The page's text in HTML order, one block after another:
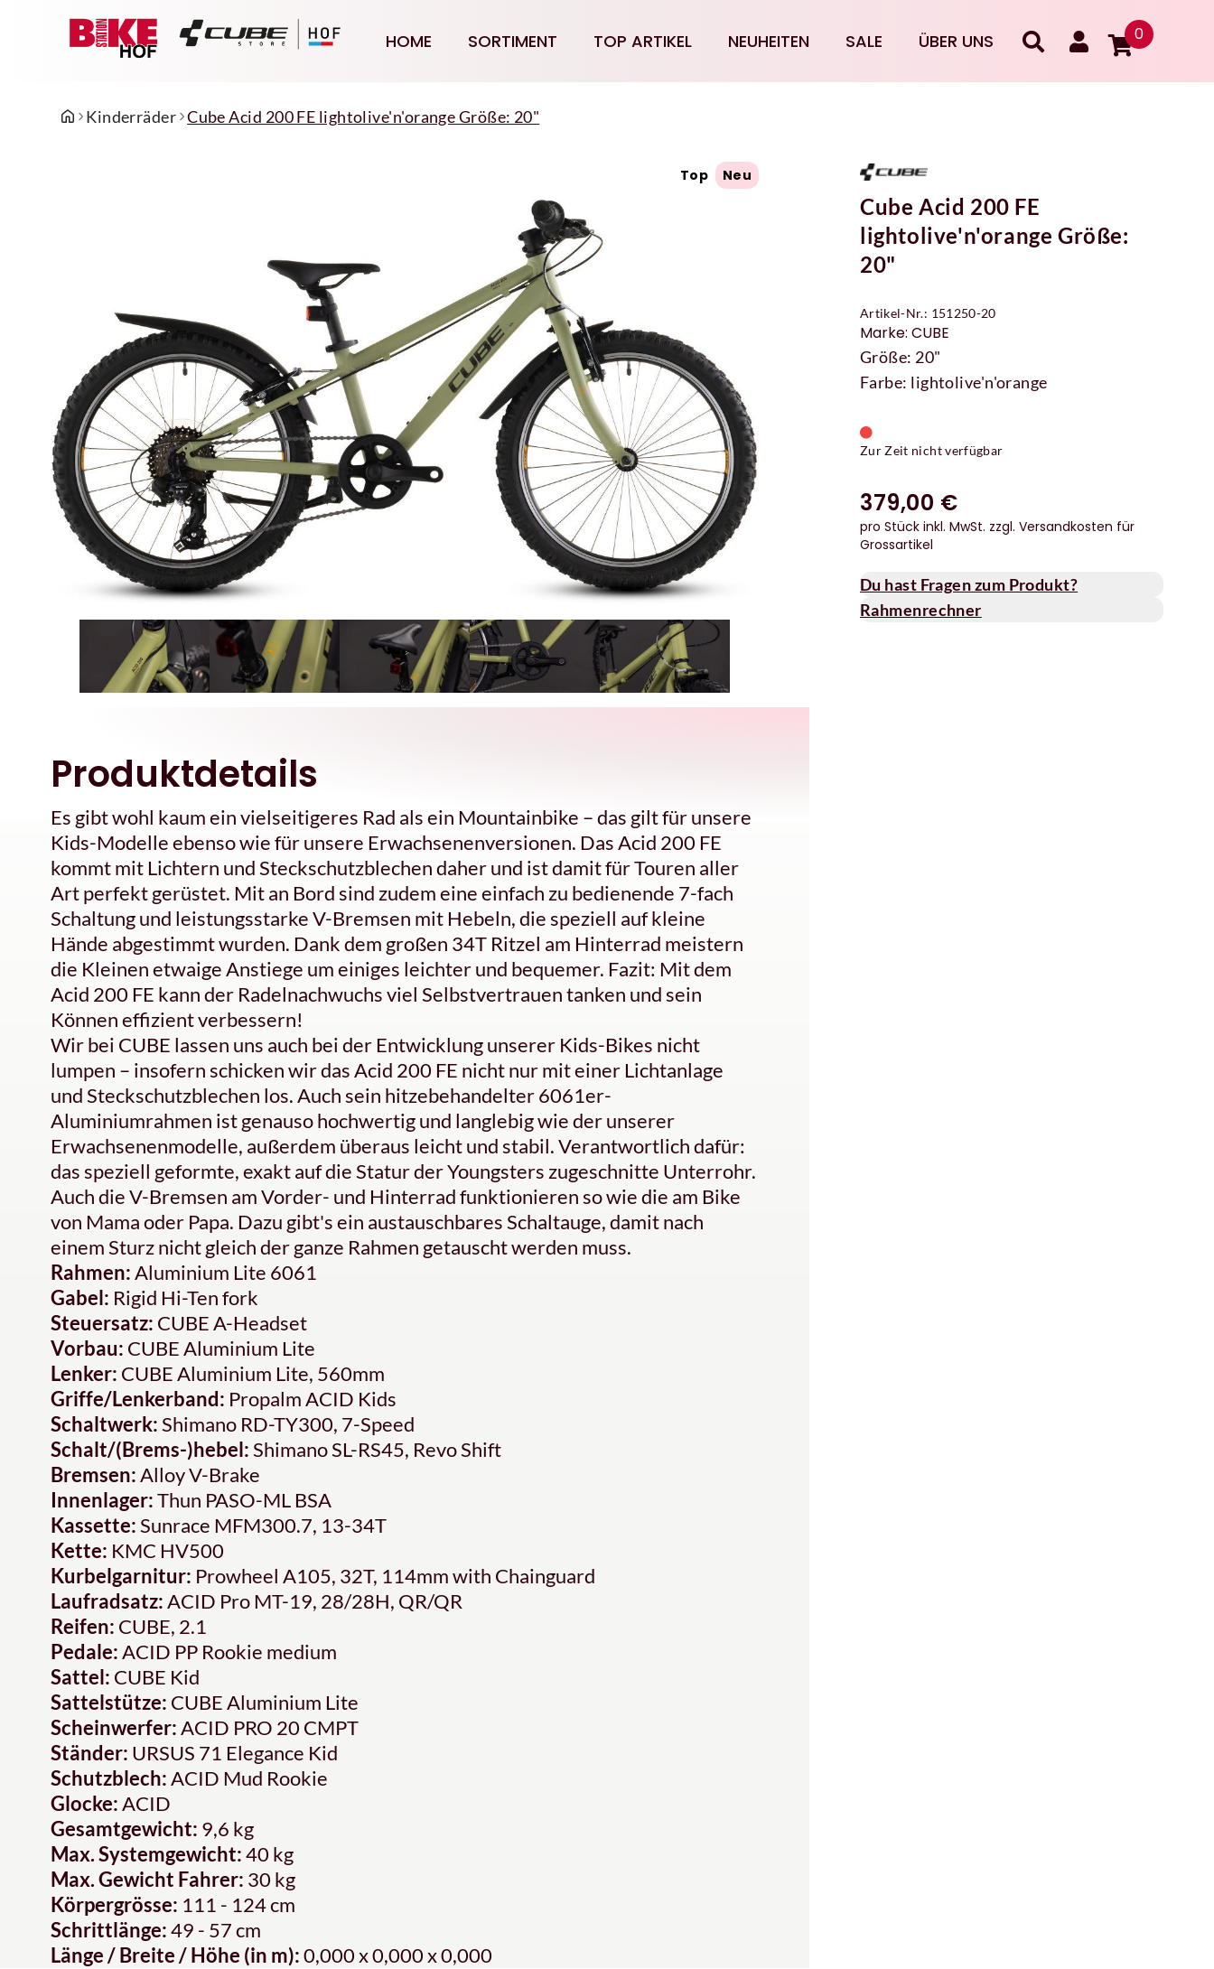
HOME SORTIMENT TOP ARTIKEL NEUHEITEN SALE ÜBER UNS 0
Kinderräder Cube Acid 200 FE lightolive'n'orange Größe: 20"
Top Neu
Produktdetails
Es gibt wohl kaum ein vielseitigeres Rad als ein Mountainbike – das gilt für unsere
Kids-Modelle ebenso wie für unsere Erwachsenenversionen. Das Acid 200 FE
kommt mit Lichtern und Steckschutzblechen daher und ist damit für Touren aller
Art perfekt gerüstet. Mit an Bord sind zudem eine einfach zu bedienende 7-fach
Schaltung und leistungsstarke V-Bremsen mit Hebeln, die speziell auf kleine
Hände abgestimmt wurden. Dank dem großen 34T Ritzel am Hinterrad meistern
die Kleinen etwaige Anstiege um einiges leichter und bequemer. Fazit: Mit dem
Acid 200 FE kann der Radelnachwuchs viel Selbstvertrauen tanken und sein
Können effizient verbessern!
Wir bei CUBE lassen uns auch bei der Entwicklung unserer Kids-Bikes nicht
lumpen – insofern schicken wir das Acid 200 FE nicht nur mit einer Lichtanlage
und Steckschutzblechen los. Auch sein hitzebehandelter 6061er-
Aluminiumrahmen ist genauso hochwertig und langlebig wie der unserer
Erwachsenenmodelle, außerdem überaus leicht und stabil. Verantwortlich dafür:
das speziell geformte, exakt auf die Statur der Youngsters zugeschnitte Unterrohr.
Auch die V-Bremsen am Vorder- und Hinterrad funktionieren so wie die am Bike
von Mama oder Papa. Dazu gibt's ein austauschbares Schaltauge, damit nach
einem Sturz nicht gleich der ganze Rahmen getauscht werden muss.
Rahmen:Aluminium Lite 6061
Gabel: Rigid Hi-Ten fork
Steuersatz: CUBE A-Headset
Vorbau: CUBE Aluminium Lite
Lenker: CUBE Aluminium Lite, 560mm
Griffe/Lenkerband: Propalm ACID Kids
Schaltwerk:Shimano RD-TY300, 7-Speed
Schalt/(Brems-)hebel:Shimano SL-RS45, Revo Shift
Bremsen:Alloy V-Brake
Innenlager:Thun PASO-ML BSA
Kassette:Sunrace MFM300.7, 13-34T
Kette: KMC HV500
Kurbelgarnitur: Prowheel A105, 32T, 114mm with Chainguard
Laufradsatz:ACID Pro MT-19, 28/28H, QR/QR
Reifen: CUBE, 2.1
Pedale:ACID PP Rookie medium
Sattel: CUBE Kid
Sattelstütze: CUBE Aluminium Lite
Scheinwerfer:ACID PRO 20 CMPT
Ständer: URSUS 71 Elegance Kid
Schutzblech:ACID Mud Rookie
Glocke:ACID
Gesamtgewicht: 9,6 kg
Max. Systemgewicht:40 kg
Max. Gewicht Fahrer: 30 kg
Körpergrösse: 111 - 124 cm
Schrittlänge:49 - 57 cm
Länge / Breite / Höhe (in m):0,000 x 0,000 x 0,000
Cube Acid 200 FE
lightolive'n'orange Größe:
20"
Artikel-Nr.: 151250-20
Marke: CUBE
Größe: 20"
Farbe: lightolive'n'orange
Zur Zeit nicht verfügbar
379,00 €
pro Stück inkl. MwSt. zzgl. Versandkosten für
Grossartikel
Du hast Fragen zum Produkt?
Rahmenrechner